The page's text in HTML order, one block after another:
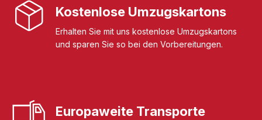
Kostenlose Umzugskartons
Erhalten Sie mit uns kostenlose Umzugskartons
und sparen Sie so bei den Vorbereitungen.
Europaweite Transporte